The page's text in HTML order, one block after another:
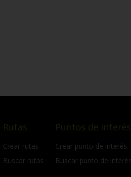
Rutas
Crear rutas
Buscar rutas
Puntos de interés
Crear punto de interés
Buscar punto de interés